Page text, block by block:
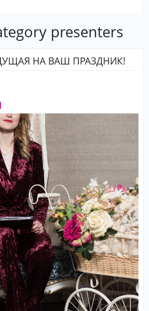
presenters
НА ВАШ ПРАЗДНИК!